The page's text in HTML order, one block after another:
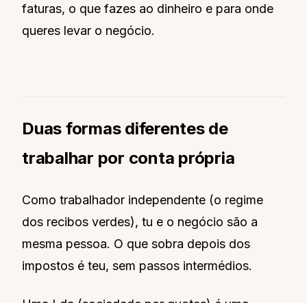
faturas, o que fazes ao dinheiro e para onde
queres levar o negócio.
Duas formas diferentes de
trabalhar por conta própria
Como trabalhador independente (o regime
dos recibos verdes), tu e o negócio são a
mesma pessoa. O que sobra depois dos
impostos é teu, sem passos intermédios.